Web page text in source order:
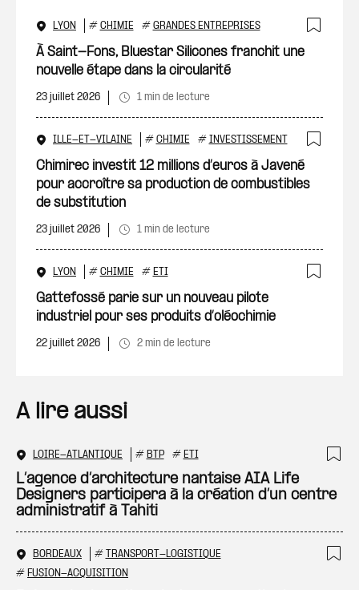
LYON # CHIMIE # GRANDES ENTREPRISES
À Saint-Fons, Bluestar Silicones franchit une
nouvelle étape dans la circularité
23 juillet 2026 1 min de lecture
ILLE-ET-VILAINE # CHIMIE # INVESTISSEMENT
Chimirec investit 12 millions d’euros à Javené
pour accroître sa production de combustibles
de substitution
23 juillet 2026 1 min de lecture
LYON # CHIMIE # ETI
Gattefossé parie sur un nouveau pilote
industriel pour ses produits d’oléochimie
22 juillet 2026 2 min de lecture
A lire aussi
LOIRE-ATLANTIQUE # BTP # ETI
L’agence d’architecture nantaise AIA Life
Designers participera à la création d’un centre
administratif à Tahiti
BORDEAUX # TRANSPORT-LOGISTIQUE
# FUSION-ACQUISITION